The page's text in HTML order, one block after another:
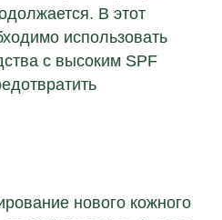
В этот
использовать
с высоким SPF
нового кожного
сайте,